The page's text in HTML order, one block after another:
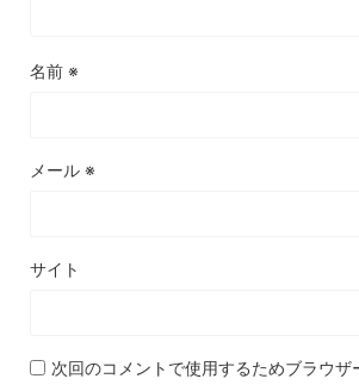
名前 ※
メール ※
サイト
次回のコメントで使用するためブラウザ